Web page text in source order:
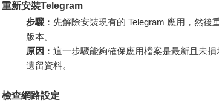
重新安裝Telegram
步驟 ：先解除安裝現有的 Telegram 應用，然
版本。
原因 ：這一步驟能夠確保應用檔案是最新且未
遺留資料。
檢查網路設定